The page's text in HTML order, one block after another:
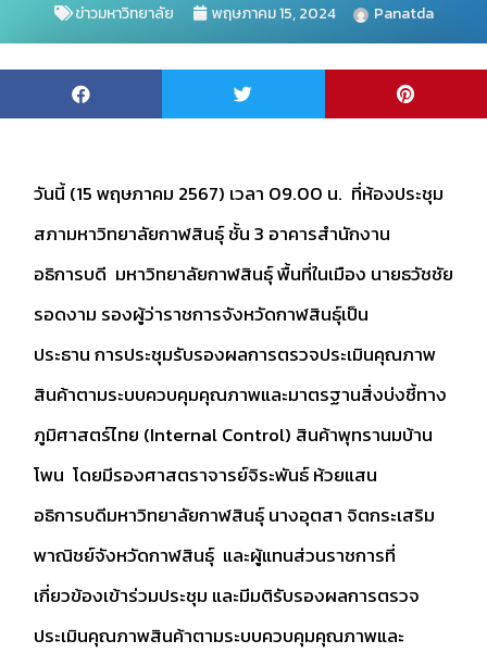
ข่าวมหาวิทยาลัย พฤษภาคม 15, 2024 Panatda
วันนี้ (15 พฤษภาคม 2567) เวลา 09.00 น. ที่ห้องประชุม
สภามหาวิทยาลัยกาฬสินธุ์ ชั้น 3 อาคารสำนักงาน
อธิการบดี มหาวิทยาลัยกาฬสินธุ์ พื้นที่ในเมือง นายธวัชชัย
รอดงาม รองผู้ว่าราชการจังหวัดกาฬสินธุ์เป็น
ประธาน การประชุมรับรองผลการตรวจประเมินคุณภาพ
สินค้าตามระบบควบคุมคุณภาพและมาตรฐานสิ่งบ่งชี้ทาง
ภูมิศาสตร์ไทย (Internal Control) สินค้าพุทรานมบ้าน
โพน โดยมีรองศาสตราจารย์จิระพันธ์ ห้วยแสน
อธิการบดีมหาวิทยาลัยกาฬสินธุ์ นางอุตสา จิตกระเสริม
พาณิชย์จังหวัดกาฬสินธุ์ และผู้แทนส่วนราชการที่
เกี่ยวข้องเข้าร่วมประชุม และมีมติรับรองผลการตรวจ
ประเมินคุณภาพสินค้าตามระบบควบคุมคุณภาพและ